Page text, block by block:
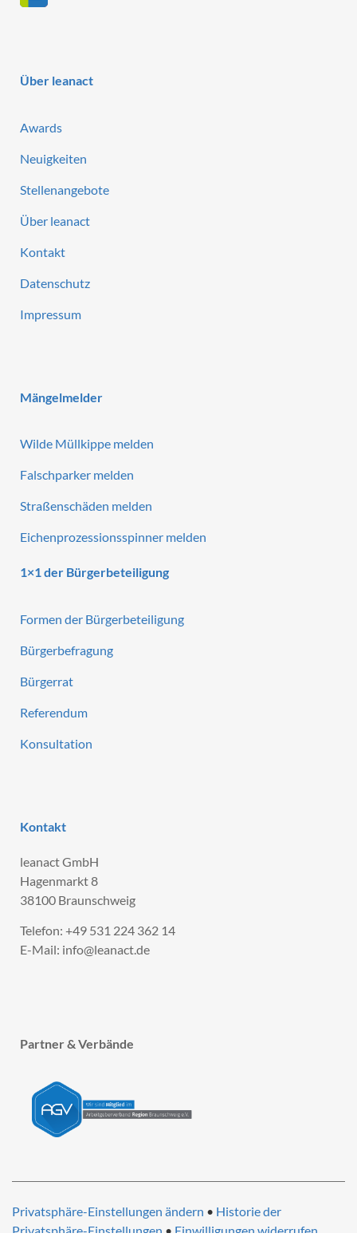
Über leanact
Awards
Neuigkeiten
Stellenangebote
Über leanact
Kontakt
Datenschutz
Impressum
Mängelmelder
Wilde Müllkippe melden
Falschparker melden
Straßenschäden melden
Eichenprozessionsspinner melden
1×1 der Bürgerbeteiligung
Formen der Bürgerbeteiligung
Bürgerbefragung
Bürgerrat
Referendum
Konsultation
Kontakt
leanact GmbH
Hagenmarkt 8
38100 Braunschweig
Telefon: +49 531 224 362 14
E-Mail: info@leanact.de
Partner & Verbände
Privatsphäre-Einstellungen ändern • Historie der
Privatsphäre-Einstellungen • Einwilligungen widerrufen